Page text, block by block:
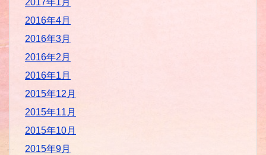
2017年1月
2016年4月
2016年3月
2016年2月
2016年1月
2015年12月
2015年11月
2015年10月
2015年9月